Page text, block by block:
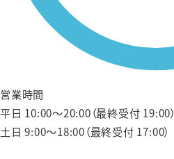
営業時間
平日 10:00〜20:00（最終受付 19:00）
土日 9:00〜18:00（最終受付 17:00）